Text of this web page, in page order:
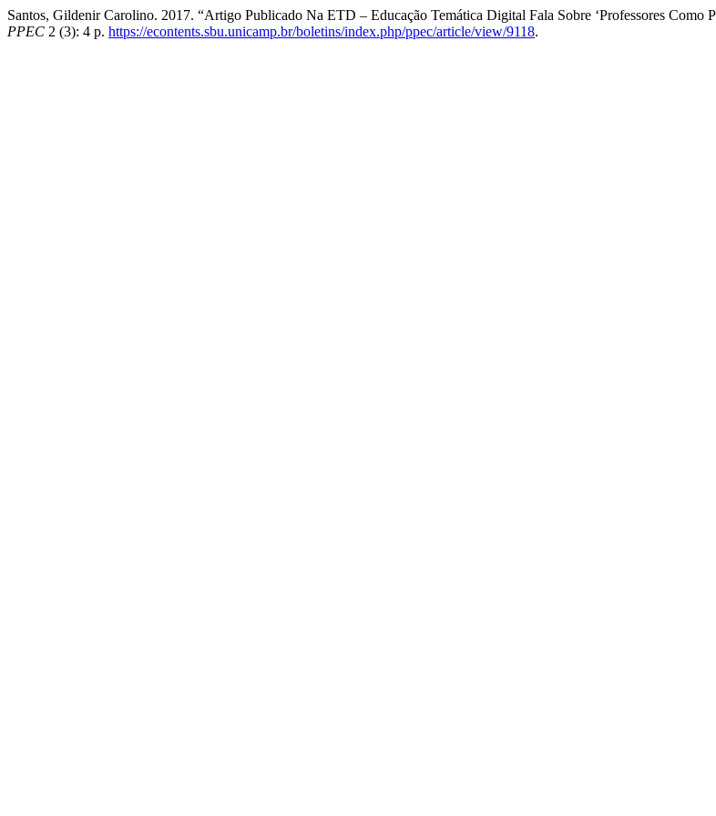
Santos, Gildenir Carolino. 2017. “Artigo Publicado Na ETD – Educação Temática Digital Fala Sobre ‘Professores Como
PPEC 2 (3): 4 p. https://econtents.sbu.unicamp.br/boletins/index.php/ppec/article/view/9118.